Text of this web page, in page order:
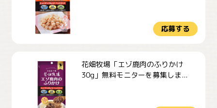
応募する
花畑牧場「エゾ鹿肉のふりかけ
30g」無料モニターを募集しま...